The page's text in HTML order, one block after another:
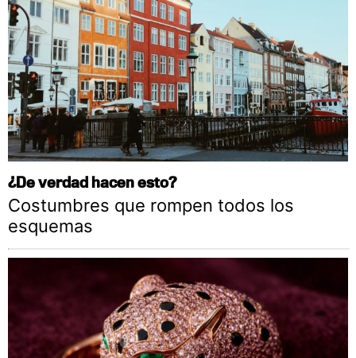
¿De verdad hacen esto?
Costumbres que rompen todos los
esquemas